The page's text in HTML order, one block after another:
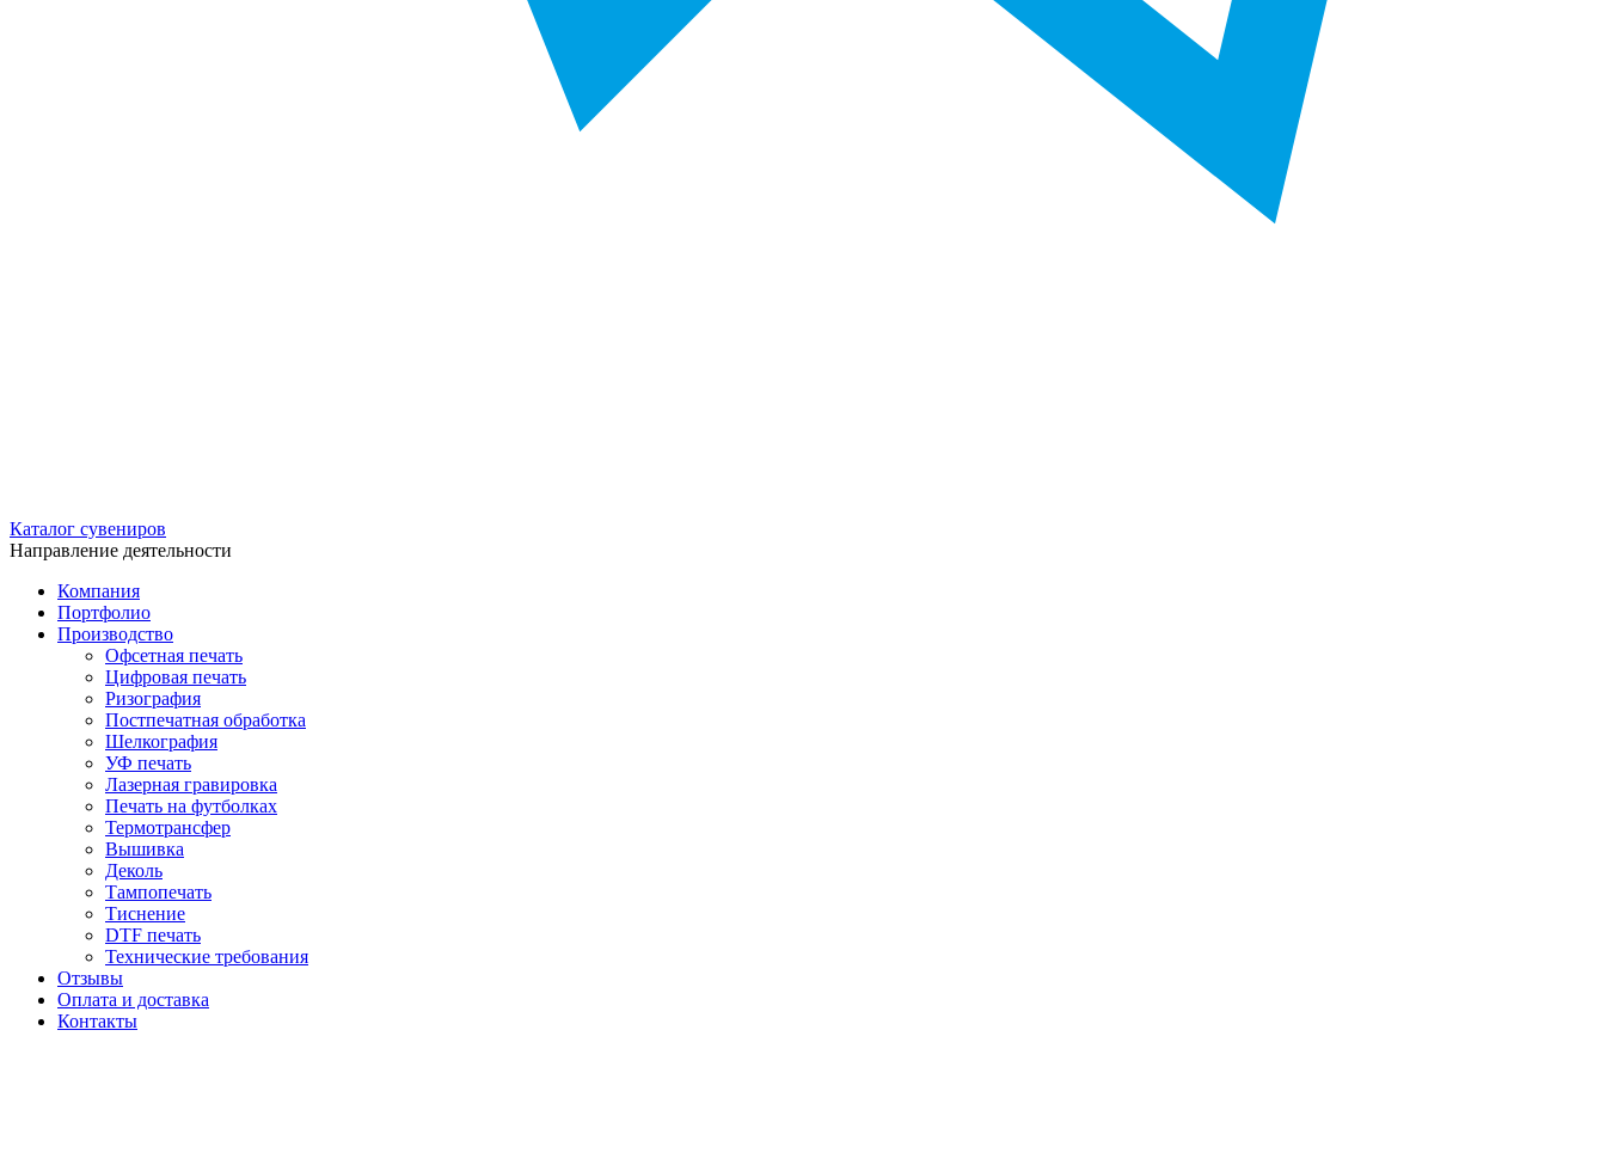
Каталог сувениров
Направление деятельности
Компания
Портфолио
Производство
Офсетная печать
Цифровая печать
Ризография
Постпечатная обработка
Шелкография
УФ печать
Лазерная гравировка
Печать на футболках
Термотрансфер
Вышивка
Деколь
Тампопечать
Тиснение
DTF печать
Технические требования
Отзывы
Оплата и доставка
Контакты